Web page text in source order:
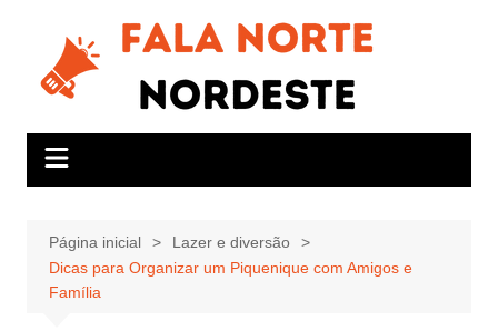
conteúdo
Página inicial
Lazer e diversão
Dicas para Organizar um Piquenique com Amigos e
Família